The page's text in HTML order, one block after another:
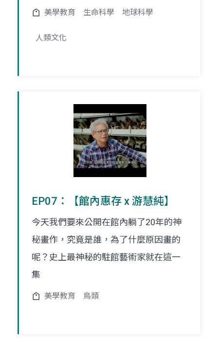
美學教育 生命科學 地球科學
人類文化
EP07：【館內惠存 x 游慧純】
今天我們要來公開在館內躺了20年的神
秘畫作，究竟是誰，為了什麼原因畫的
呢？史上最神秘的駐館藝術家就在這一
集
美學教育 鳥類